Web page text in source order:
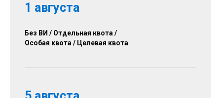
1 августа
Без ВИ / Отдельная квота /
Особая квота / Целевая квота